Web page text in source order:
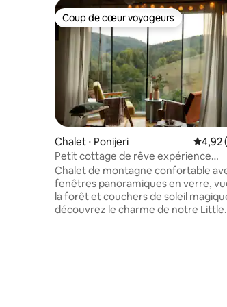
Coup de cœur voyageurs
Coup de cœur voyageurs
Chalet ⋅ Ponijeri
4,92
Petit cottage de rêve expérience
boutique
Chalet de montagne confortable
fenêtres panoramiques en verre,
la forêt et couchers de soleil
découvrez le charme de notre Little